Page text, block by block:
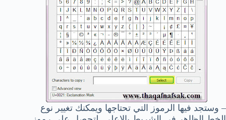
– وستجد فيها الرموز التي تحتاجها ويمكنك تغيير نوع